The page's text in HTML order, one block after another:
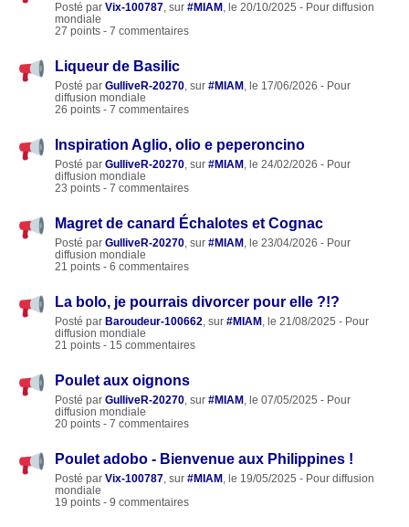
Posté par Vix-100787 , sur #MIAM
, le 20/10/2025 - Pour diffusion
mondiale
27 points - 7 commentaires
Liqueur de Basilic
Posté par GulliveR-20270 , sur #MIAM
, le 17/06/2026 - Pour
diffusion mondiale
26 points - 7 commentaires
Inspiration Aglio, olio e peperoncino
Posté par GulliveR-20270 , sur #MIAM
, le 24/02/2026 - Pour
diffusion mondiale
23 points - 7 commentaires
Magret de canard Échalotes et Cognac
Posté par GulliveR-20270 , sur #MIAM
, le 23/04/2026 - Pour
diffusion mondiale
21 points - 6 commentaires
La bolo, je pourrais divorcer pour elle ?!?
Posté par Baroudeur-100662 , sur #MIAM
, le 21/08/2025 - Pour
diffusion mondiale
21 points - 15 commentaires
Poulet aux oignons
Posté par GulliveR-20270 , sur #MIAM
, le 07/05/2025 - Pour
diffusion mondiale
20 points - 7 commentaires
Poulet adobo - Bienvenue aux Philippines !
Posté par Vix-100787 , sur #MIAM
, le 19/05/2025 - Pour diffusion
mondiale
19 points - 9 commentaires